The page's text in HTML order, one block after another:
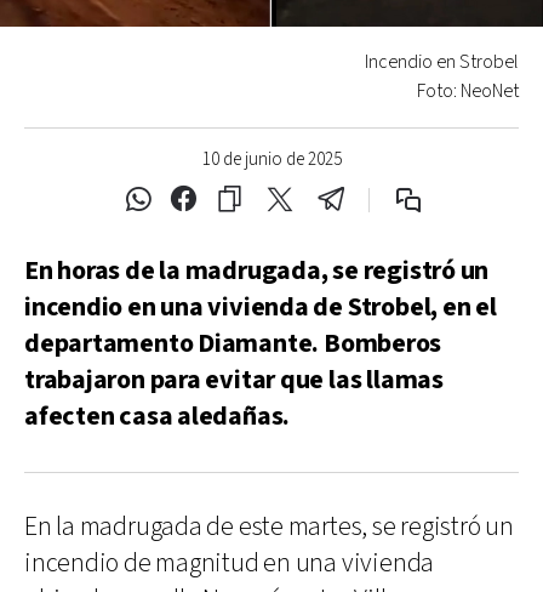
10 de junio de 2025
Incendio en Strobel
Foto: NeoNet
En horas de la madrugada, se registró un
incendio en una vivienda de Strobel, en el
departamento Diamante. Bomberos
trabajaron para evitar que las llamas
afecten casa aledañas.
En la madrugada de este martes, se registró un
incendio de magnitud en una vivienda